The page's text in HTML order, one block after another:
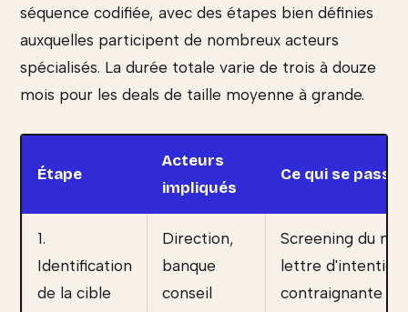
séquence codifiée, avec des étapes bien définies
auxquelles participent de nombreux acteurs
spécialisés. La durée totale varie de trois à douze
mois pour les deals de taille moyenne à grande.
Étape
Acteurs
impliqués
Ce qui se passe
1.
Identification
de la cible
Direction,
banque
conseil
Screening du
lettre d'intention
contraignante